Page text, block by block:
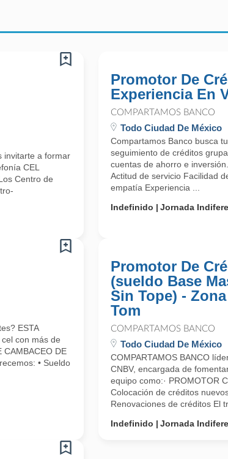
invitarte a formar
CEL
Centro de
Promotor De
Experiencia En
COMPARTAMOS BANCO
Todo Ciudad De México
Compartamos Banco busca
seguimiento de créditos
cuentas de ahorro e
Actitud de servicio Facilidad
empatía Experiencia ...
Indefinido
Jornada
ESTA
con más de
CAMBACEO DE
• Sueldo
Promotor De
(sueldo Base
Sin Tope) -
Tom
COMPARTAMOS BANCO
Todo Ciudad De México
COMPARTAMOS BANCO
CNBV, encargada de
equipo como:· PROMOTOR
Colocación de créditos
Renovaciones de créditos El
Indefinido
Jornada